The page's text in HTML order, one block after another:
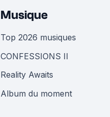
Musique
Top 2026 musiques
CONFESSIONS II
Reality Awaits
Album du moment